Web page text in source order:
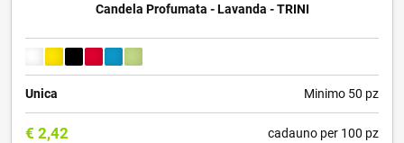
Candela Profumata - Lavanda - TRINI
Unica Minimo 50 pz
€ 2,42 cadauno per 100 pz